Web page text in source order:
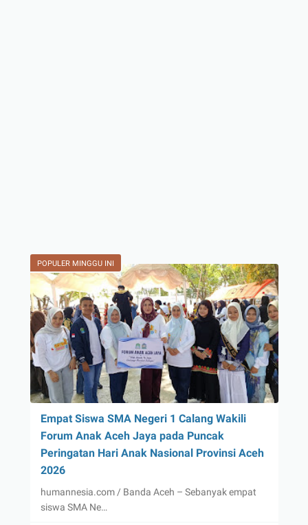
POPULER MINGGU INI
Empat Siswa SMA Negeri 1 Calang Wakili
Forum Anak Aceh Jaya pada Puncak
Peringatan Hari Anak Nasional Provinsi Aceh
2026
humannesia.com / Banda Aceh – Sebanyak empat
siswa SMA Ne…